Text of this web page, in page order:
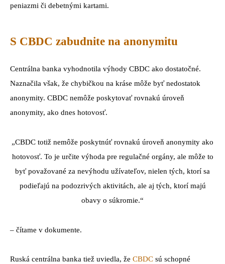
peniazmi či debetnými kartami.
S CBDC zabudnite na anonymitu
Centrálna banka vyhodnotila výhody CBDC ako dostatočné.
Naznačila však, že chybičkou na kráse môže byť nedostatok
anonymity. CBDC nemôže poskytovať rovnakú úroveň
anonymity, ako dnes hotovosť.
„CBDC totiž nemôže poskytnúť rovnakú úroveň anonymity ako
hotovosť. To je určite výhoda pre regulačné orgány, ale môže to
byť považované za nevýhodu užívateľov, nielen tých, ktorí sa
podieľajú na podozrivých aktivitách, ale aj tých, ktorí majú
obavy o súkromie.“
– čítame v dokumente.
Ruská centrálna banka tiež uviedla, že CBDC sú schopné